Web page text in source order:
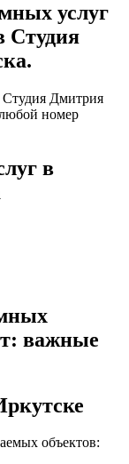
услуг
Студия
Студия Дмитрия
номер
в
важные
объектов: